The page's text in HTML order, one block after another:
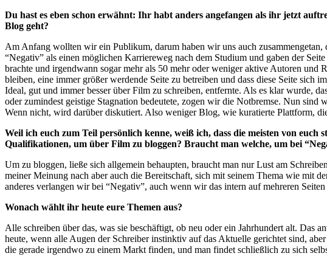
Du hast es eben schon erwähnt: Ihr habt anders angefangen als ihr jetzt
Blog geht?
Am Anfang wollten wir ein Publikum, darum haben wir uns auch
“Negativ” als einen möglichen Karriereweg nach dem Studium und gaben der
brachte und irgendwann sogar mehr als 50 mehr oder weniger aktive Autoren und
bleiben, eine immer größer werdende Seite zu betreiben und dass diese Seite
Ideal, gut und immer besser über Film zu schreiben, entfernte. Als es klar wurde,
oder zumindest geistige Stagnation bedeutete, zogen wir die Notbremse. Nun
Wenn nicht, wird darüber diskutiert. Also weniger Blog, wie kuratierte Plattform,
Weil ich euch zum Teil persönlich kenne, weiß ich, dass die meisten von
Qualifikationen, um über Film zu bloggen? Braucht man welche, um bei
Um zu bloggen, ließe sich allgemein behaupten, braucht man nur Lust am
meiner Meinung nach aber auch die Bereitschaft, sich mit seinem Thema wie mit
anderes verlangen wir bei “Negativ”, auch wenn wir das intern auf mehreren
Wonach wählt ihr heute eure Themen aus?
Alle schreiben über das, was sie beschäftigt, ob neu oder ein Jahrhundert alt. Das
heute, wenn alle Augen der Schreiber instinktiv auf das Aktuelle gerichtet sind,
die gerade irgendwo zu einem Markt finden, und man findet schließlich zu sich